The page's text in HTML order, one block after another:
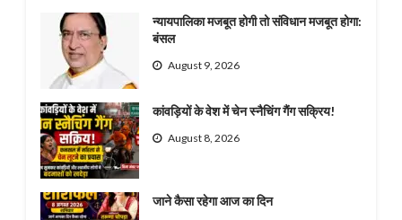
न्यायपालिका मजबूत होगी तो संविधान मजबूत होगा:
बंसल
August 9, 2026
कांवड़ियों के वेश में चेन स्नैचिंग गैंग सक्रिय!
August 8, 2026
जाने कैसा रहेगा आज का दिन